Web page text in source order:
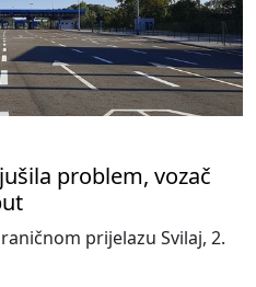
problem, vozač
prijelazu Svilaj, 2.